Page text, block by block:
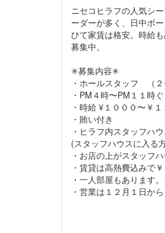
ニセコヒラフの人気シ
ーダーが多く、日中ボ
ひて家賃は格安。時給
募集中。
✳︎募集内容✳︎
・ホールスタッフ （２
・PM４時〜PM１１時
・時給 ¥１０００〜￥
・賄い付き
・ヒラフ内スタッフハ
(スタッフハウスに入る
・お店の上がスタッフ
・賃貸は高熱費込みで￥
・一人部屋もあります。
・営業は１２月１日か